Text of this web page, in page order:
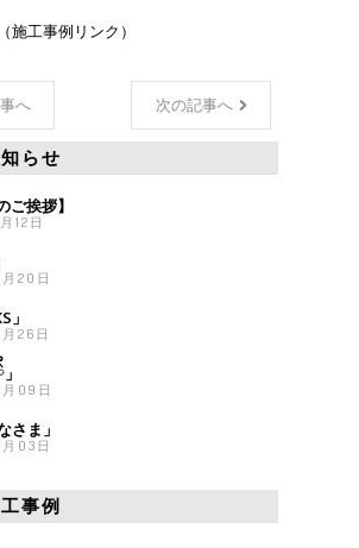
施工事例リンク）
へ 次の記事へ
らせ
ご挨拶】
12日
20日
」
26日
09日
さま 」
03日
事例